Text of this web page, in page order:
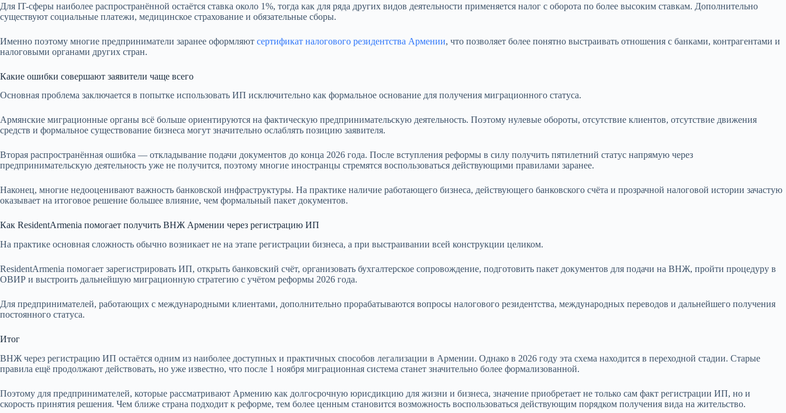
Для IT-сферы наиболее распространённой остаётся ставка около 1%, тогда как для ряда других видов деятельности применяется налог с оборота по более высоким ставкам. Дополнительно
существуют социальные платежи, медицинское страхование и обязательные сборы.
Именно поэтому многие предприниматели заранее оформляют сертификат налогового резидентства Армении, что позволяет более понятно выстраивать отношения с банками, контрагентами и
налоговыми органами других стран.
Какие ошибки совершают заявители чаще всего
Основная проблема заключается в попытке использовать ИП исключительно как формальное основание для получения миграционного статуса.
Армянские миграционные органы всё больше ориентируются на фактическую предпринимательскую деятельность. Поэтому нулевые обороты, отсутствие клиентов, отсутствие движения
средств и формальное существование бизнеса могут значительно ослаблять позицию заявителя.
Вторая распространённая ошибка — откладывание подачи документов до конца 2026 года. После вступления реформы в силу получить пятилетний статус напрямую через
предпринимательскую деятельность уже не получится, поэтому многие иностранцы стремятся воспользоваться действующими правилами заранее.
Наконец, многие недооценивают важность банковской инфраструктуры. На практике наличие работающего бизнеса, действующего банковского счёта и прозрачной налоговой истории зачастую
оказывает на итоговое решение большее влияние, чем формальный пакет документов.
Как ResidentArmenia помогает получить ВНЖ Армении через регистрацию ИП
На практике основная сложность обычно возникает не на этапе регистрации бизнеса, а при выстраивании всей конструкции целиком.
ResidentArmenia помогает зарегистрировать ИП, открыть банковский счёт, организовать бухгалтерское сопровождение, подготовить пакет документов для подачи на ВНЖ, пройти процедуру в
ОВИР и выстроить дальнейшую миграционную стратегию с учётом реформы 2026 года.
Для предпринимателей, работающих с международными клиентами, дополнительно прорабатываются вопросы налогового резидентства, международных переводов и дальнейшего получения
постоянного статуса.
Итог
ВНЖ через регистрацию ИП остаётся одним из наиболее доступных и практичных способов легализации в Армении. Однако в 2026 году эта схема находится в переходной стадии. Старые
правила ещё продолжают действовать, но уже известно, что после 1 ноября миграционная система станет значительно более формализованной.
Поэтому для предпринимателей, которые рассматривают Армению как долгосрочную юрисдикцию для жизни и бизнеса, значение приобретает не только сам факт регистрации ИП, но и
скорость принятия решения. Чем ближе страна подходит к реформе, тем более ценным становится возможность воспользоваться действующим порядком получения вида на жительство.